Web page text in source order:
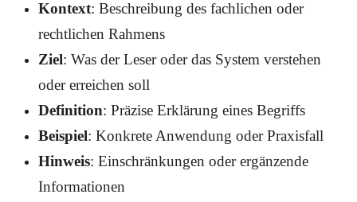
Kontext: Beschreibung des fachlichen oder
rechtlichen Rahmens
Ziel: Was der Leser oder das System verstehen
oder erreichen soll
Definition: Präzise Erklärung eines Begriffs
Beispiel: Konkrete Anwendung oder Praxisfall
Hinweis: Einschränkungen oder ergänzende
Informationen